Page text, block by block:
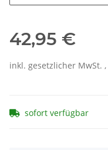
42,95 €
inkl. gesetzlicher MwSt. ,
sofort verfügbar